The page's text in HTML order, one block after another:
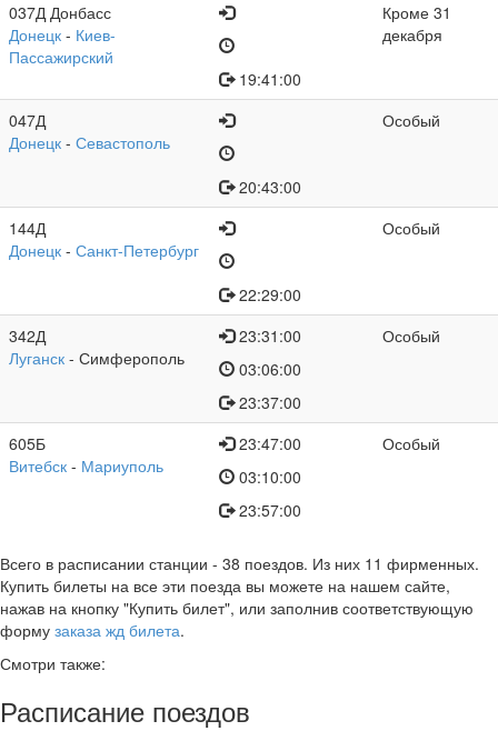
037Д Донбасс
Донецк - Киев-
Пассажирский
19:41:00
Кроме 31
декабря
047Д
Донецк - Севастополь
20:43:00
Особый
144Д
Донецк - Санкт-Петербург
22:29:00
Особый
342Д
Луганск - Симферополь
23:31:00
03:06:00
23:37:00
Особый
605Б
Витебск - Мариуполь
23:47:00
03:10:00
23:57:00
Особый
Всего в расписании станции - 38 поездов. Из них 11 фирменных.
Купить билеты на все эти поезда вы можете на нашем сайте,
нажав на кнопку "Купить билет", или заполнив соответствующую
форму заказа жд билета.
Смотри также:
Расписание поездов